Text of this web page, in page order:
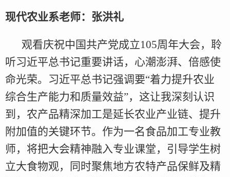
现代农业系老师：张洪礼
观看庆祝中国共产党成立105周年大会，聆
听习近平总书记重要讲话，心潮澎湃、倍感使
命光荣。习近平总书记强调要“着力提升农业
综合生产能力和质量效益”，这让我深刻认识
到，农产品精深加工是延长农业产业链、提升
附加值的关键环节。作为一名食品加工专业教
师，将把大会精神融入专业课堂，引导学生树
立大食物观，同时聚焦地方农特产品保鲜及精